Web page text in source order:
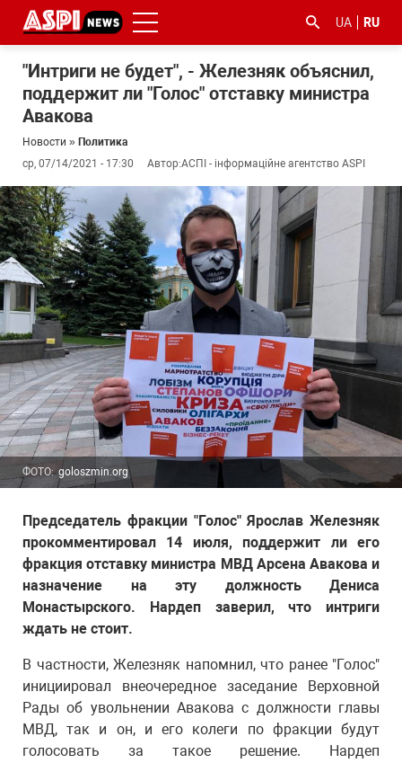
UA RU
"Интриги не будет", - Железняк объяснил,
поддержит ли "Голос" отставку министра
Авакова
Новости » Политика
ср, 07/14/2021 - 17:30
Автор:АСПІ - інформаційне агентство ASPI
ФОТО: goloszmin.org
Председатель фракции "Голос" Ярослав Железняк
прокомментировал 14 июля, поддержит ли его
фракция отставку министра МВД Арсена Авакова и
назначение на эту должность Дениса
Монастырского. Нардеп заверил, что интриги
ждать не стоит.
В частности, Железняк напомнил, что ранее "Голос"
инициировал внеочередное заседание Верховной
Рады об увольнении Авакова с должности главы
МВД, так и он, и его колеги по фракции будут
голосовать за такое решение. Нардеп
#ООС
#боротьба
з
корупцією
#Киев #коронавірус